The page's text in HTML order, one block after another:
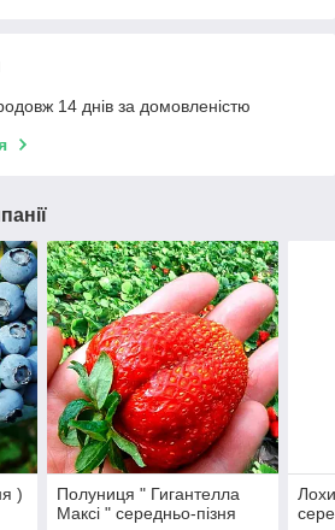
14 днів за домовленістю
)
Полуниця " Гигантелла
Максі " середньо-пізня